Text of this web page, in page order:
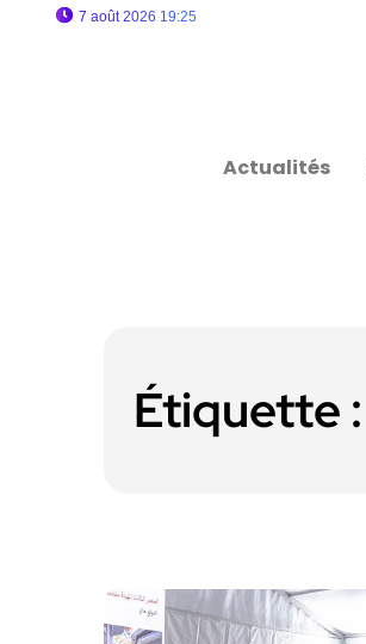
7 août 2026 19:25
Actualités
Étiquette :